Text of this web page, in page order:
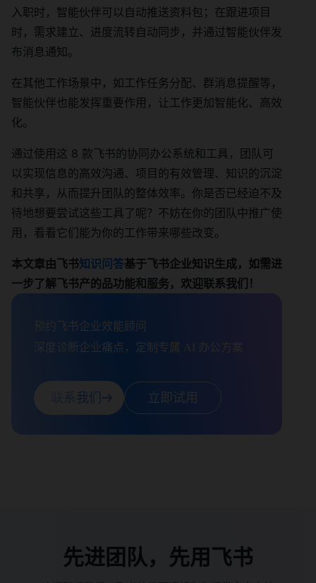
入职时，智能伙伴可以自动推送资料包；在跟进项目
时，需求建立、进度流转自动同步，并通过智能伙伴发
布消息通知。
在其他工作场景中，如工作任务分配、群消息提醒等，
智能伙伴也能发挥重要作用，让工作更加智能化、高效
化。
通过使用这 8 款飞书的协同办公系统和工具，团队可
以实现信息的高效沟通、项目的有效管理、知识的沉淀
和共享，从而提升团队的整体效率。你是否已经迫不及
待地想要尝试这些工具了呢？不妨在你的团队中推广使
用，看看它们能为你的工作带来哪些改变。
本文章由飞书知识问答基于飞书企业知识生成，如需进
一步了解飞书产的品功能和服务，欢迎联系我们！
预约飞书企业效能顾问
深度诊断企业痛点，定制专属 AI 办公方案
联系我们 立即试用
先进团队，先用飞书